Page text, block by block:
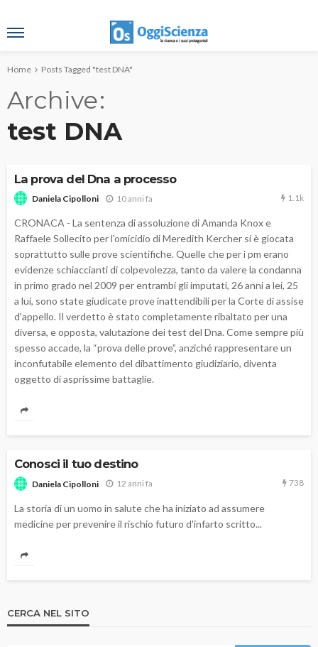
Home Posts Tagged "test DNA"
Archive
test DNA
La prova del Dna a processo
Daniela Cipolloni 10 anni fa 1.1k
CRONACA - La sentenza di assoluzione di Amanda Knox e
Raffaele Sollecito per l'omicidio di Meredith Kercher si è giocata
soprattutto sulle prove scientifiche. Quelle che per i pm erano
evidenze schiaccianti di colpevolezza, tanto da valere la condanna
in primo grado nel 2009 per entrambi gli imputati, 26 anni a lei, 25
a lui, sono state giudicate prove inattendibili per la Corte di assise
d'appello. Il verdetto è stato completamente ribaltato per una
diversa, e opposta, valutazione dei test del Dna. Come sempre più
spesso accade, la “prova delle prove”, anziché rappresentare un
inconfutabile elemento del dibattimento giudiziario, diventa
oggetto di asprissime battaglie.
Conosci il tuo destino
Daniela Cipolloni 12 anni fa 738
La storia di un uomo in salute che ha iniziato ad assumere
medicine per prevenire il rischio futuro d'infarto scritto...
CERCA NEL SITO